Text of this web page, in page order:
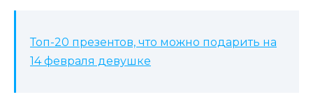
Топ-20 презентов, что можно подарить на
14 февраля девушке